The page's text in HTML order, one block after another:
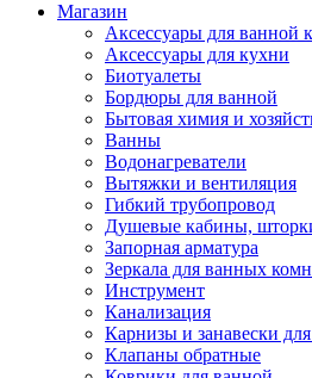
Магазин
Аксессуары для ванной
Аксессуары для кухни
Биотуалеты
Бордюры для ванной
Бытовая химия и
Ванны
Водонагреватели
Вытяжки и вентиляция
Гибкий трубопровод
Душевые кабины,
Запорная арматура
Зеркала для ванных
Инструмент
Канализация
Карнизы и занавески
Клапаны обратные